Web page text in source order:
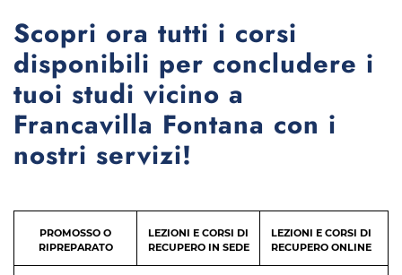
Scopri ora tutti i corsi
disponibili per concludere i
tuoi studi vicino a
Francavilla Fontana con i
nostri servizi!
PROMOSSO O
RIPREPARATO
LEZIONI E CORSI DI
RECUPERO IN SEDE
LEZIONI E CORSI DI
RECUPERO ONLINE